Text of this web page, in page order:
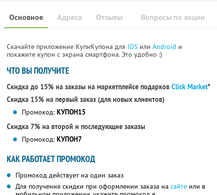
Основное Отзывы Вопросы по акции
Адреса
Скачайте приложение КупиКупона для IOS или Android и
покажите купон с экрана смартфона. Это удобно :)
ЧТО ВЫ ПОЛУЧИТЕ
Скидка до 15% на заказы на маркетплейсе подарков Click Market*
Скидка 15% на первый заказ (для новых клиентов)
Промокод: КУПОН15
Скидка 7% на второй и последующие заказы
Промокод: КУПОН7
КАК РАБОТАЕТ ПРОМОКОД
Промокод действует на один заказ
Для получения скидки при оформлении заказа на сайте или в